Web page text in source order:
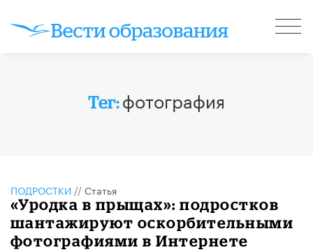
Тег:фотография
ПОДРОСТКИ // Статья
«Уродка в прыщах»: подростков
шантажируют оскорбительными
фотографиями в Интернете